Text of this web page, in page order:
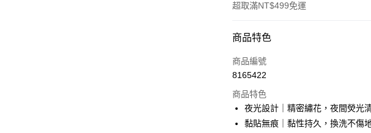
超取滿NT$499免運
付款方式
信用卡一次付款
LINE Pay
Apple Pay
商品特色
商品編號
8165422
商品特色
夜光設計｜精密繡花，夜間熒光
黏貼無痕｜黏性持久，換洗不傷